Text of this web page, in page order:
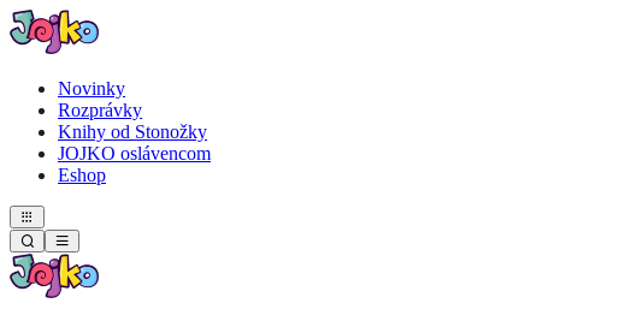
Novinky
Rozprávky
Knihy od Stonožky
JOJKO oslávencom
Eshop